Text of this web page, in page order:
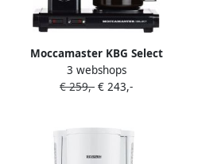
Moccamaster KBG Select
Black |
Filterkoffiezetapparaten |
8712072539877
3 webshops
€ 259,- € 243,-